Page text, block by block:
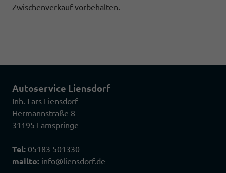
Zwischenverkauf vorbehalten.
Autoservice Liensdorf
Inh. Lars Liensdorf
Hermannstraße 8
31195 Lamspringe
Tel: 05183 501330
mailto: info@liensdorf.de